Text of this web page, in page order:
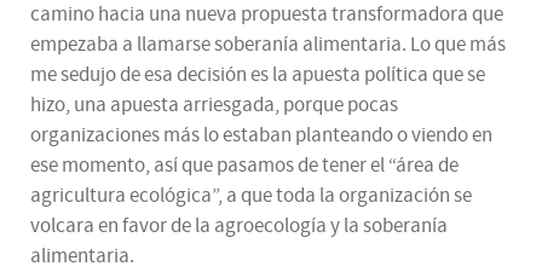
camino hacia una nueva propuesta transformadora que
empezaba a llamarse soberanía alimentaria. Lo que más
me sedujo de esa decisión es la apuesta política que se
hizo, una apuesta arriesgada, porque pocas
organizaciones más lo estaban planteando o viendo en
ese momento, así que pasamos de tener el “área de
agricultura ecológica”, a que toda la organización se
volcara en favor de la agroecología y la soberanía
alimentaria.